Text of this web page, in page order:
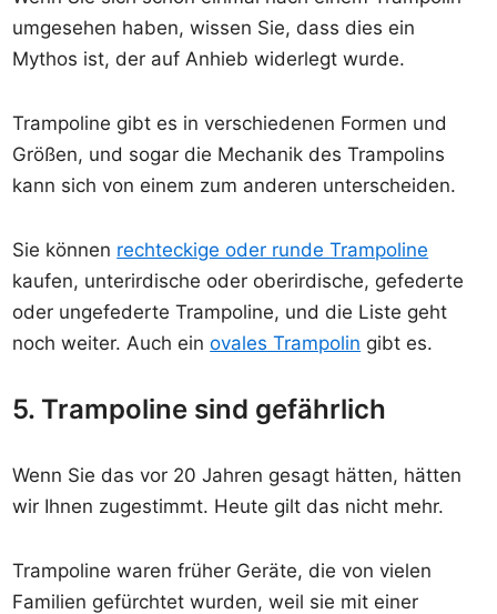
umgesehen haben, wissen Sie, dass dies ein
Mythos ist, der auf Anhieb widerlegt wurde.
Trampoline gibt es in verschiedenen Formen und
Größen, und sogar die Mechanik des Trampolins
kann sich von einem zum anderen unterscheiden.
Sie können rechteckige oder runde Trampoline
kaufen, unterirdische oder oberirdische, gefederte
oder ungefederte Trampoline, und die Liste geht
noch weiter. Auch einovales Trampolin gibt es.
5. Trampoline sind gefährlich
Wenn Sie das vor 20 Jahren gesagt hätten, hätten
wir Ihnen zugestimmt. Heute gilt das nicht mehr.
Trampoline waren früher Geräte, die von vielen
Familien gefürchtet wurden, weil sie mit einer